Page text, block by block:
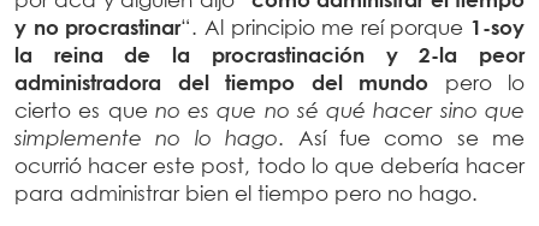
y no procrastinar“. Al principio me reí porque 1-soy
la reina de la procrastinación y 2-la peor
administradora del tiempo del mundo pero lo
cierto es que no es que no sé qué hacer sino que
simplemente no lo hago. Así fue como se me
ocurrió hacer este post, todo lo que debería hacer
para administrar bien el tiempo pero no hago.